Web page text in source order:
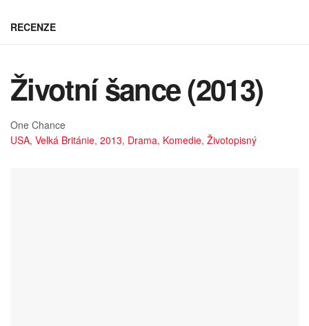
RECENZE
Životní šance (2013)
One Chance
USA, Velká Británie, 2013, Drama, Komedie, Životopisný